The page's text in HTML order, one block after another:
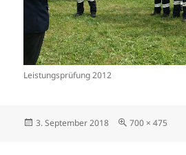
Leistungsprüfung 2012
Veröffentlicht
3. September 2018 Originalgröße
700 × 475